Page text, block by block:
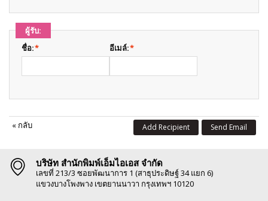
ผู้รับ:
*
ชื่อ: *
อีเมล์:
« กลับ Send Email
Add Recipient
บริษัท สำนักพิมพ์เอ็มไอเอส จำกัด
เลขที่ 213/3 ซอยพัฒนาการ 1 (สาธุประดิษฐ์ 34 แยก 6)
แขวงบางโพงพาง เขตยานนาวา กรุงเทพฯ 10120